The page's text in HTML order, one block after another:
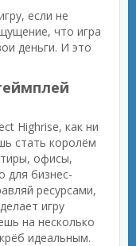
если не
что игра
деньги. И это
Highrise, как ни
стать королём
офисы,
для бизнес-
ресурсами,
игру
на несколько
идеальным.